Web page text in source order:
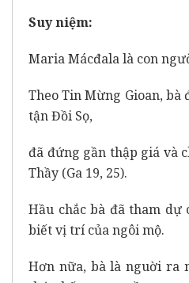
Suy niệm:
Maria Mácđala là con
Theo Tin Mừng Gioan, bà
tận Đồi Sọ,
đã đứng gần thập giá và
Thầy (Ga 19, 25).
Hầu chắc bà đã tham dự
biết vị trí của ngôi mộ.
Hơn nữa, bà là nguời ra